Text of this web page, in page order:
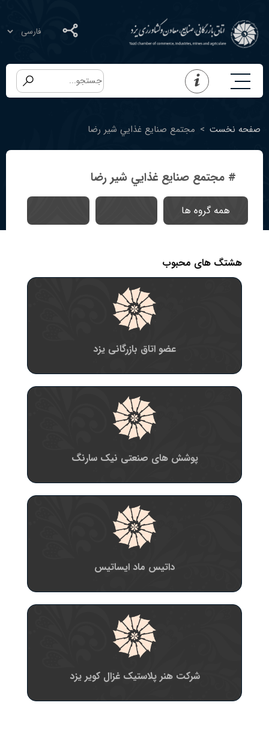
صفحه نخست > مجتمع صنايع غذايي شير رضا
# مجتمع صنايع غذايي شير رضا
همه گروه ها
هشتگ های محبوب
عضو اتاق بازرگانی یزد
پوشش های صنعتی نیک سارنگ
داتیس ماد ایساتیس
شرکت هنر پلاستیک غزال کویر یزد